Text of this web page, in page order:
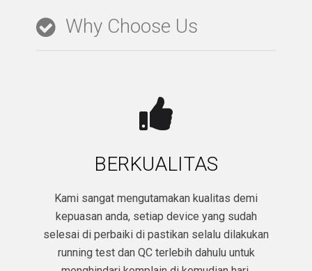
Why Choose Us
BERKUALITAS
Kami sangat mengutamakan kualitas demi
kepuasan anda, setiap device yang sudah
selesai di perbaiki di pastikan selalu dilakukan
running test dan QC terlebih dahulu untuk